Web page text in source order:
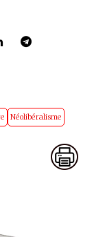
Néolibéralisme